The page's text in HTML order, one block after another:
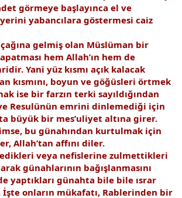
görmeye başlayınca el ve
yabancılara göstermesi caiz
gelmiş olan Müslüman bir
hem Allah’ın hem de
Yani yüz kısmı açık kalacak
kısmını, boyun ve göğüsleri örtmek
ise bir farzın terki sayıldığından
Resulünün emrini dinlemediği için
büyük bir mes’uliyet altına girer.
bu günahından kurtulmak için
Allah’tan affını diler.
veya nefislerine zulmettikleri
günahlarının bağışlanmasını
yaptıkları günahta bile bile ısrar
onların mükafatı, Rablerinden bir